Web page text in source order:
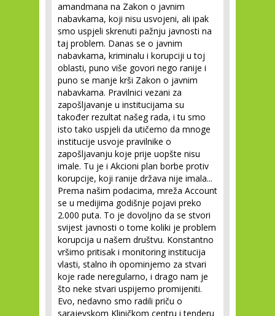
amandmana na Zakon o javnim
nabavkama, koji nisu usvojeni, ali ipak
smo uspjeli skrenuti pažnju javnosti na
taj problem. Danas se o javnim
nabavkama, kriminalu i korupciji u toj
oblasti, puno više govori nego ranije i
puno se manje krši Zakon o javnim
nabavkama. Pravilnici vezani za
zapošljavanje u institucijama su
također rezultat našeg rada, i tu smo
isto tako uspjeli da utičemo da mnoge
institucije usvoje pravilnike o
zapošljavanju koje prije uopšte nisu
imale. Tu je i Akcioni plan borbe protiv
korupcije, koji ranije država nije imala...
Prema našim podacima, mreža Account
se u medijima godišnje pojavi preko
2.000 puta. To je dovoljno da se stvori
svijest javnosti o tome koliki je problem
korupcija u našem društvu. Konstantno
vršimo pritisak i monitoring institucija
vlasti, stalno ih opominjemo za stvari
koje rade neregularno, i drago nam je
što neke stvari uspijemo promijeniti.
Evo, nedavno smo radili priču o
sarajevskom Kliničkom centru i tenderu